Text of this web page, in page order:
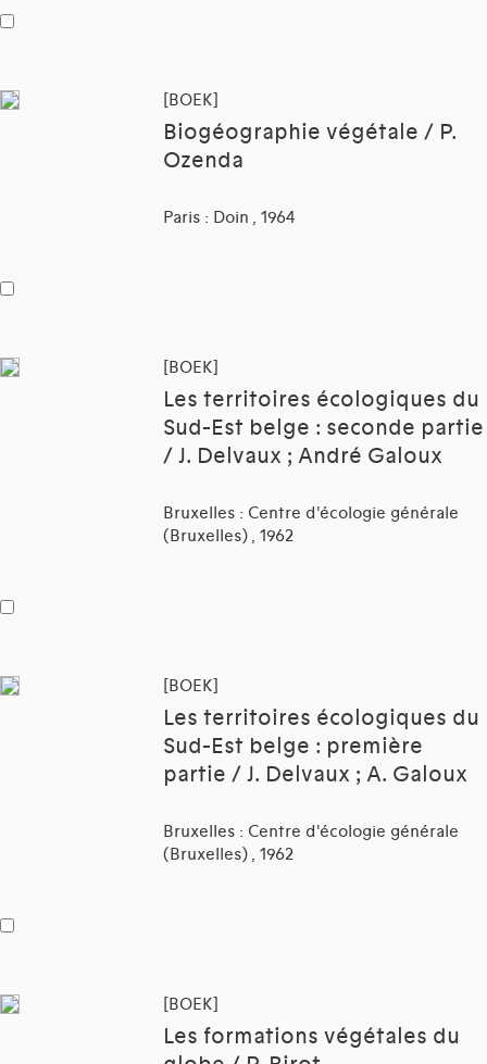
[BOEK]
Biogéographie végétale / P.
Ozenda
Paris : Doin , 1964
[BOEK]
Les territoires écologiques du
Sud-Est belge : seconde partie
/ J. Delvaux ; André Galoux
Bruxelles : Centre d'écologie générale
(Bruxelles) , 1962
[BOEK]
Les territoires écologiques du
Sud-Est belge : première
partie / J. Delvaux ; A. Galoux
Bruxelles : Centre d'écologie générale
(Bruxelles) , 1962
[BOEK]
Les formations végétales du